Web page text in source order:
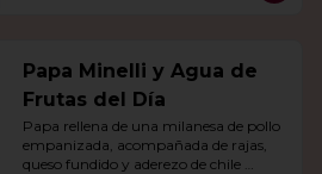
Papa Minelli y Agua de
Frutas del Día
Papa rellena de una milanesa de pollo
empanizada, acompañada de rajas,
queso fundido y aderezo de chile